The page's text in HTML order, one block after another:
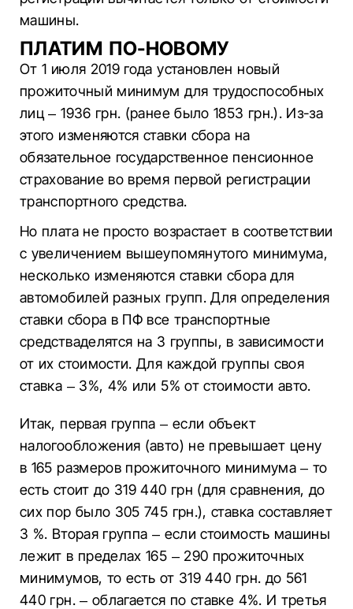
машины.
ПЛАТИМ ПО-НОВОМУ
От 1 июля 2019 года установлен новый
прожиточный минимум для трудоспособных
лиц – 1936 грн. (ранее было 1853 грн.). Из-за
этого изменяются ставки сбора на
обязательное государственное пенсионное
страхование во время первой регистрации
транспортного средства.
Но плата не просто возрастает в соответствии
с увеличением вышеупомянутого минимума,
несколько изменяются ставки сбора для
автомобилей разных групп. Для определения
ставки сбора в ПФ все транспортные
средстваделятся на 3 группы, в зависимости
от их стоимости. Для каждой группы своя
ставка – 3%, 4% или 5% от стоимости авто.
Итак, первая группа – если объект
налогообложения (авто) не превышает цену
в 165 размеров прожиточного минимума – то
есть стоит до 319 440 грн (для сравнения, до
сих пор было 305 745 грн.), ставка составляет
3 %. Вторая группа – если стоимость машины
лежит в пределах 165 – 290 прожиточных
минимумов, то есть от 319 440 грн. до 561
440 грн. – облагается по ставке 4%. И третья